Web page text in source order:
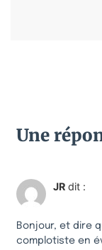
Une
JR dit :
Bonjour, et dire
complotiste en